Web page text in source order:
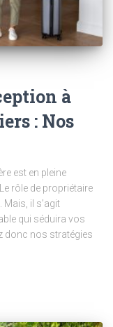
à
: Nos
est en pleine
rôle de propriétaire
il s’agit
qui séduira vos
donc nos stratégies